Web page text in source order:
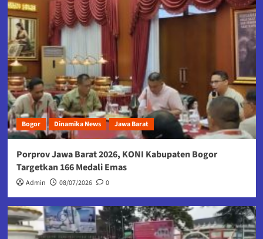
Bogor Dinamika News Jawa Barat
Porprov Jawa Barat 2026, KONI Kabupaten Bogor
Targetkan 166 Medali Emas
Admin 08/07/2026 0